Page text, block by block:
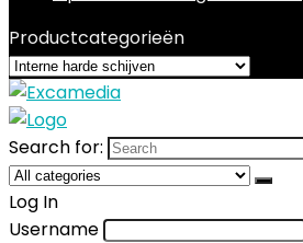
Productcategorieën
Search for:
Log In
Username